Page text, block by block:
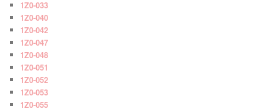
1Z0-033
1Z0-040
1Z0-042
1Z0-047
1Z0-048
1Z0-051
1Z0-052
1Z0-053
1Z0-055